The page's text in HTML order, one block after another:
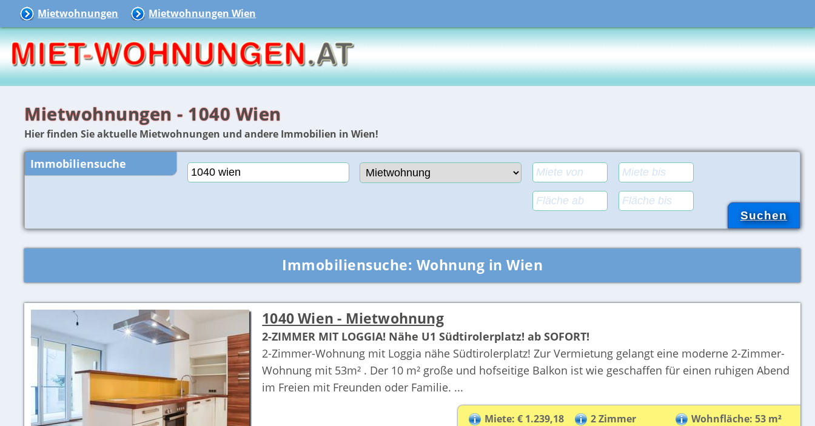
Mietwohnungen Mietwohnungen Wien
Mietwohnungen - 1040 Wien
Hier finden Sie aktuelle Mietwohnungen und andere Immobilien in Wien!
Immobiliensuche
Immobiliensuche: Wohnung in Wien
1040 Wien - Mietwohnung
2-ZIMMER MIT LOGGIA! Nähe U1 Südtirolerplatz! ab SOFORT!
2-Zimmer-Wohnung mit Loggia nähe Südtirolerplatz! Zur Vermietung gelangt eine moderne 2-Zimmer-
Wohnung mit 53m² . Der 10 m² große und hofseitige Balkon ist wie geschaffen für einen ruhigen Abend
im Freien mit Freunden oder Familie. ...
Miete: € 1.239,18 2 Zimmer Wohnfläche: 53 m²